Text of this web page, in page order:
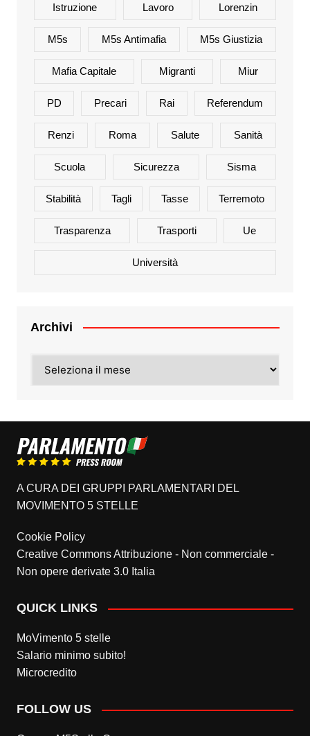
Istruzione Lavoro Lorenzin
M5s M5s Antimafia M5s Giustizia
Mafia Capitale Migranti Miur
PD Precari Rai Referendum
Renzi Roma Salute Sanità
Scuola Sicurezza Sisma
Stabilità Tagli Tasse Terremoto
Trasparenza Trasporti Ue
Università
Archivi
A CURA DEI GRUPPI PARLAMENTARI DEL
MOVIMENTO 5 STELLE
Cookie Policy
Creative Commons Attribuzione - Non commerciale -
Non opere derivate 3.0 Italia
QUICK LINKS
MoVimento 5 stelle
Salario minimo subito!
Microcredito
FOLLOW US